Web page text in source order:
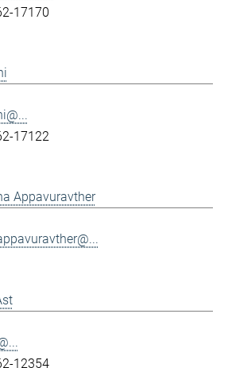
17170
17122
Appavuravther
12354